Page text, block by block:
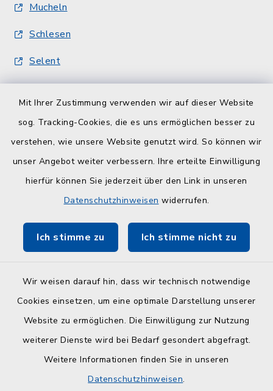
Mit Ihrer Zustimmung verwenden wir auf dieser Website
sog. Tracking-Cookies, die es uns ermöglichen besser zu
verstehen, wie unsere Website genutzt wird. So können wir
unser Angebot weiter verbessern. Ihre erteilte Einwilligung
hierfür können Sie jederzeit über den Link in unseren
Datenschutzhinweisen widerrufen.
Ich stimme zu Ich stimme nicht zu
Wir weisen darauf hin, dass wir technisch notwendige
Cookies einsetzen, um eine optimale Darstellung unserer
Website zu ermöglichen. Die Einwilligung zur Nutzung
weiterer Dienste wird bei Bedarf gesondert abgefragt.
Weitere Informationen finden Sie in unseren
Datenschutzhinweisen.
Mucheln
Schlesen
Selent
Quicklinks
Serviceportal Schleswig-Holstein
ZuFiSH
Am Selent/Schlesen MapOne
Barrierefreiheit